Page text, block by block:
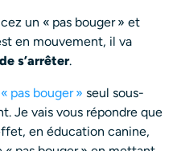
un « pas bouger » et
en mouvement, il va
s’arrêter.
pas bouger » seul sous-
Je vais vous répondre que
en éducation canine,